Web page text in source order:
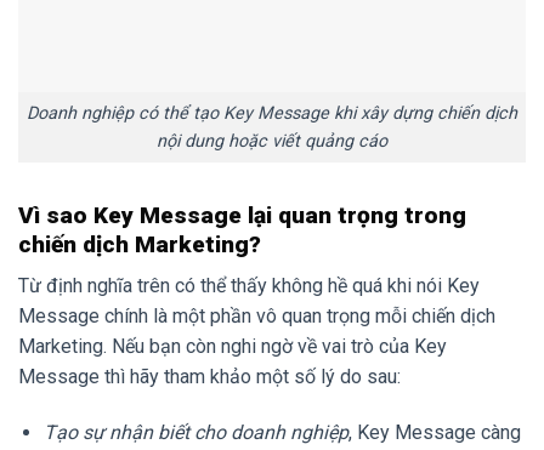
Doanh nghiệp có thể tạo Key Message khi xây dựng chiến dịch
nội dung hoặc viết quảng cáo
Vì sao Key Message lại quan trọng trong
chiến dịch Marketing?
Từ định nghĩa trên có thể thấy không hề quá khi nói Key
Message chính là một phần vô quan trọng mỗi chiến dịch
Marketing. Nếu bạn còn nghi ngờ về vai trò của Key
Message thì hãy tham khảo một số lý do sau:
Tạo sự nhận biết cho doanh nghiệp, Key Message càng